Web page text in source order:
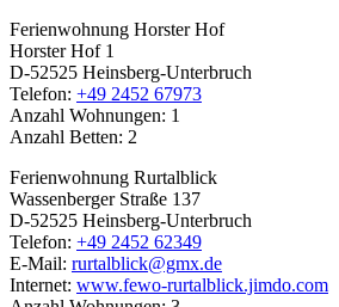
Ferienwohnung Horster Hof
Horster Hof 1
D-52525 Heinsberg-Unterbruch
Telefon: +49 2452 67973
Anzahl Wohnungen: 1
Anzahl Betten: 2
Ferienwohnung Rurtalblick
Wassenberger Straße 137
D-52525 Heinsberg-Unterbruch
Telefon: +49 2452 62349
E-Mail: rurtalblick@gmx.de
Internet: www.fewo-rurtalblick.jimdo.com